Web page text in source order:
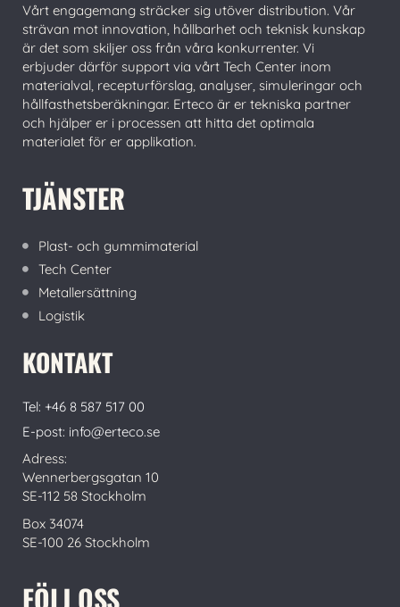
Vårt engagemang sträcker sig utöver distribution. Vår
strävan mot innovation, hållbarhet och teknisk kunskap
är det som skiljer oss från våra konkurrenter. Vi
erbjuder därför support via vårt Tech Center inom
materialval, recepturförslag, analyser, simuleringar och
hållfasthetsberäkningar. Erteco är er tekniska partner
och hjälper er i processen att hitta det optimala
materialet för er applikation.
TJÄNSTER
Plast- och gummimaterial
Tech Center
Metallersättning
Logistik
KONTAKT
Tel: +46 8 587 517 00
E-post: info@erteco.se
Adress:
Wennerbergsgatan 10
SE-112 58 Stockholm
Box 34074
SE-100 26 Stockholm
FÖLJ OSS